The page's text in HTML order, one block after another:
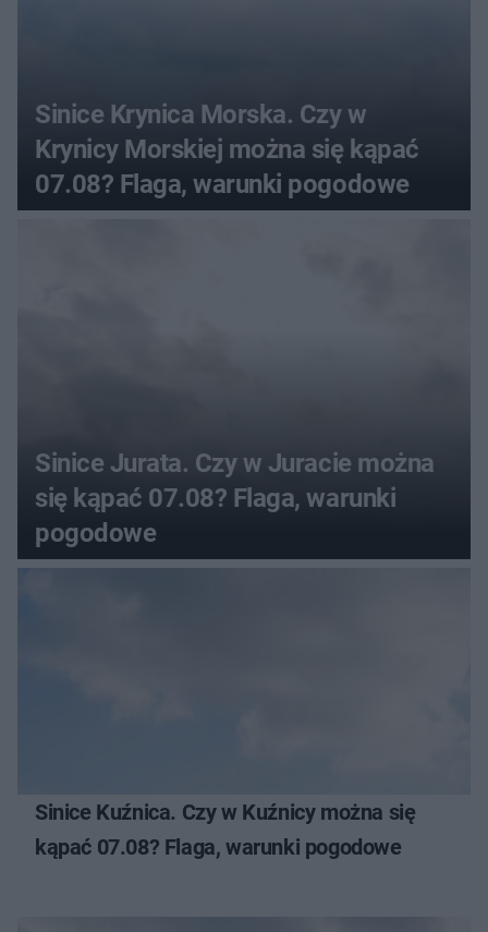
Sinice Krynica Morska. Czy w
Krynicy Morskiej można się kąpać
07.08? Flaga, warunki pogodowe
Sinice Jurata. Czy w Juracie można
się kąpać 07.08? Flaga, warunki
pogodowe
Sinice Kuźnica. Czy w Kuźnicy można się
kąpać 07.08? Flaga, warunki pogodowe